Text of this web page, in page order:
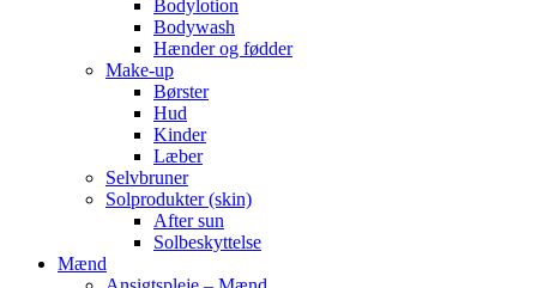
Bodylotion
Bodywash
Hænder og fødder
Make-up
Børster
Hud
Kinder
Læber
Selvbruner
Solprodukter (skin)
After sun
Solbeskyttelse
Mænd